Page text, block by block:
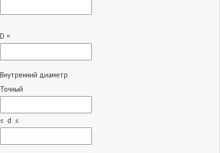
D =
Внутренний диаметр
Точный
≤ d ≤